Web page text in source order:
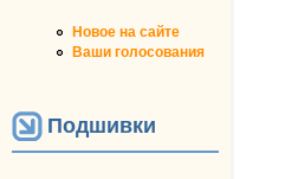
Новое на сайте
Ваши голосования
Подшивки